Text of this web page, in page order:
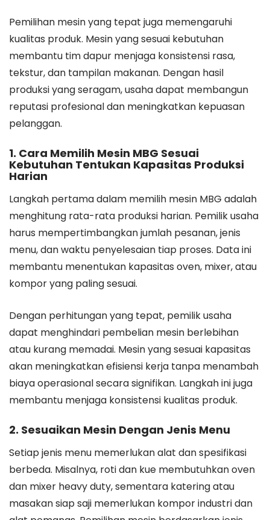
Pemilihan mesin yang tepat juga memengaruhi
kualitas produk. Mesin yang sesuai kebutuhan
membantu tim dapur menjaga konsistensi rasa,
tekstur, dan tampilan makanan. Dengan hasil
produksi yang seragam, usaha dapat membangun
reputasi profesional dan meningkatkan kepuasan
pelanggan.
1. Cara Memilih Mesin MBG Sesuai
Kebutuhan Tentukan Kapasitas Produksi
Harian
Langkah pertama dalam memilih mesin MBG adalah
menghitung rata-rata produksi harian. Pemilik usaha
harus mempertimbangkan jumlah pesanan, jenis
menu, dan waktu penyelesaian tiap proses. Data ini
membantu menentukan kapasitas oven, mixer, atau
kompor yang paling sesuai.
Dengan perhitungan yang tepat, pemilik usaha
dapat menghindari pembelian mesin berlebihan
atau kurang memadai. Mesin yang sesuai kapasitas
akan meningkatkan efisiensi kerja tanpa menambah
biaya operasional secara signifikan. Langkah ini juga
membantu menjaga konsistensi kualitas produk.
2. Sesuaikan Mesin Dengan Jenis Menu
Setiap jenis menu memerlukan alat dan spesifikasi
berbeda. Misalnya, roti dan kue membutuhkan oven
dan mixer heavy duty, sementara katering atau
masakan siap saji memerlukan kompor industri dan